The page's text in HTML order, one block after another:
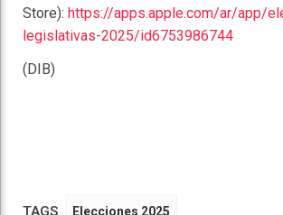
Store): https://apps.apple.com/ar/app/
legislativas-2025/id6753986744
(DIB)
TAGS Elecciones 2025